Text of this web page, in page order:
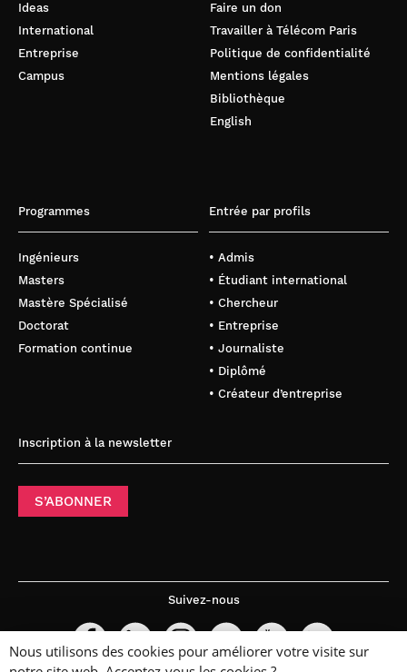
Ideas
International
Entreprise
Campus
Faire un don
Travailler à Télécom Paris
Politique de confidentialité
Mentions légales
Bibliothèque
English
Programmes
Ingénieurs
Masters
Mastère Spécialisé
Doctorat
Formation continue
Entrée par profils
• Admis
• Étudiant international
• Chercheur
• Entreprise
• Journaliste
• Diplômé
• Créateur d’entreprise
Inscription à la newsletter
S’ABONNER
Suivez-nous
Nous utilisons des cookies pour améliorer votre visite sur